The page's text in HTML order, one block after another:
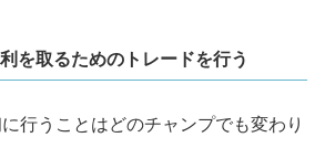
を取るためのトレードを行う
行うことはどのチャンプでも変わり